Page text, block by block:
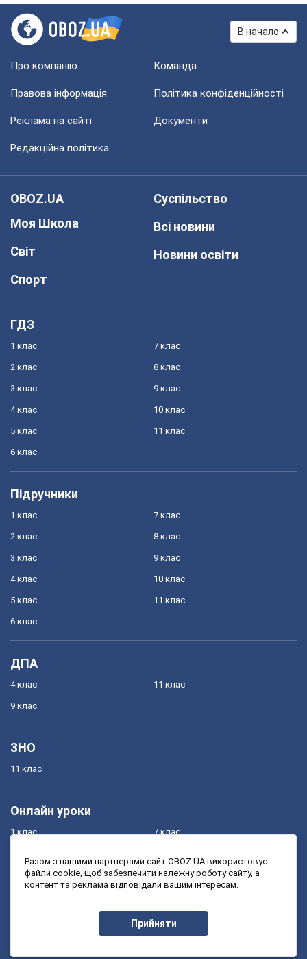
В начало
Про компанію Команда
Правова інформація Політика конфіденційності
Реклама на сайті Документи
Редакційна політика
OBOZ.UA
Моя Школа
Світ
Спорт
Суспільство
Всі новини
Новини освіти
ГДЗ
1 клас
2 клас
3 клас
4 клас
5 клас
6 клас
7 клас
8 клас
9 клас
10 клас
11 клас
Підручники
1 клас
2 клас
3 клас
4 клас
5 клас
6 клас
7 клас
8 клас
9 клас
10 клас
11 клас
ДПА
4 клас
9 клас
11 клас
ЗНО
11 клас
Онлайн уроки
1 клас
3 клас
7 клас
9 клас
Разом з нашими партнерами сайт OBOZ.UA використовує
файли cookie, щоб забезпечити належну роботу сайту, а
контент та реклама відповідали вашим інтересам.
Прийняти